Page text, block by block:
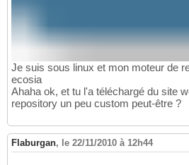
Je suis sous linux et mon moteur de
ecosia
Ahaha ok, et tu l'a téléchargé du site
repository un peu custom peut-être ?
Flaburgan, le 22/11/2010 à 12h44